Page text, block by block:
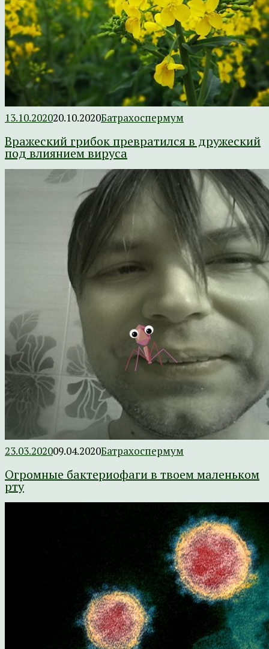
13.10.202020.10.2020Батрахоспермум
Вражеский грибок превратился в дружеский
под влиянием вируса
23.03.202009.04.2020Батрахоспермум
Огромные бактериофаги в твоем маленьком
рту